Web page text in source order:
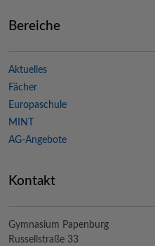
Bereiche
Aktuelles
Fächer
Europaschule
MINT
AG-Angebote
Kontakt
Gymnasium Papenburg
Russellstraße 33